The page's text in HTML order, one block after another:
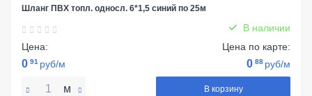
Шланг ПВХ топл. односл. 6*1,5 синий по 25м
В наличии
Цена:
0 91 руб/м
Цена по карте:
0 88 руб/м
м В корзину